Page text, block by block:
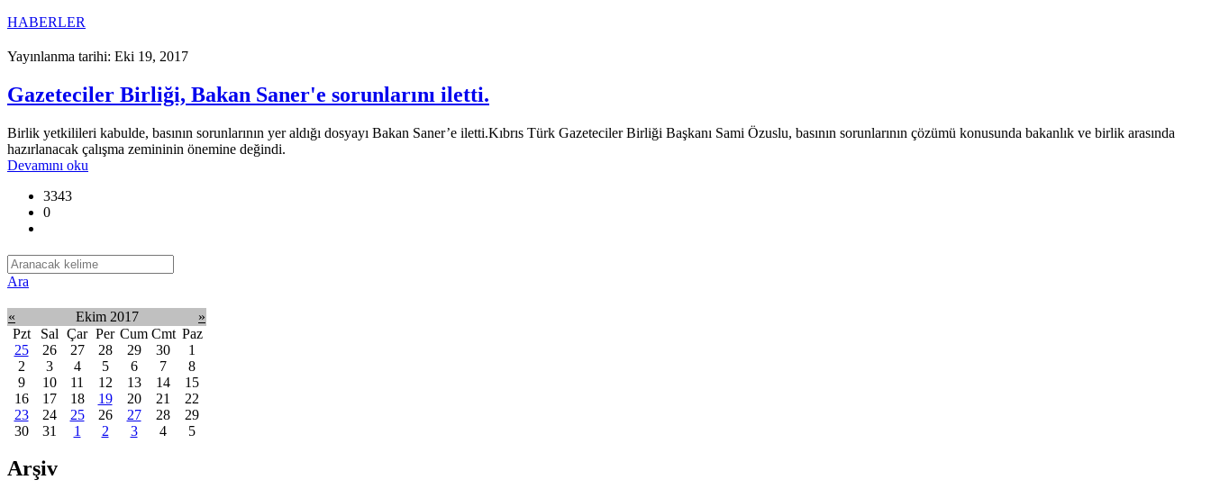
HABERLER
Yayınlanma tarihi: Eki 19, 2017
Gazeteciler Birliği, Bakan Saner'e sorunlarını iletti.
Birlik yetkilileri kabulde, basının sorunlarının yer aldığı dosyayı Bakan Saner’e iletti.Kıbrıs Türk Gazeteciler Birliği Başkanı Sami Özuslu, basının sorunlarının çözümü konusunda bakanlık ve birlik arasında
hazırlanacak çalışma zemininin önemine değindi.
Devamını oku
3343
0
Ara
« Ekim 2017
»
Pzt
Sal Çar Per Cum Cmt Paz
25
26 27 28 29 30
1
2
3 4 5 6 7
8
9
10 11 12 13 14
15
16
17 18 19 20 21
22
23
24 25 26 27 28
29
30
31 1 2 3 4 5
Arşiv